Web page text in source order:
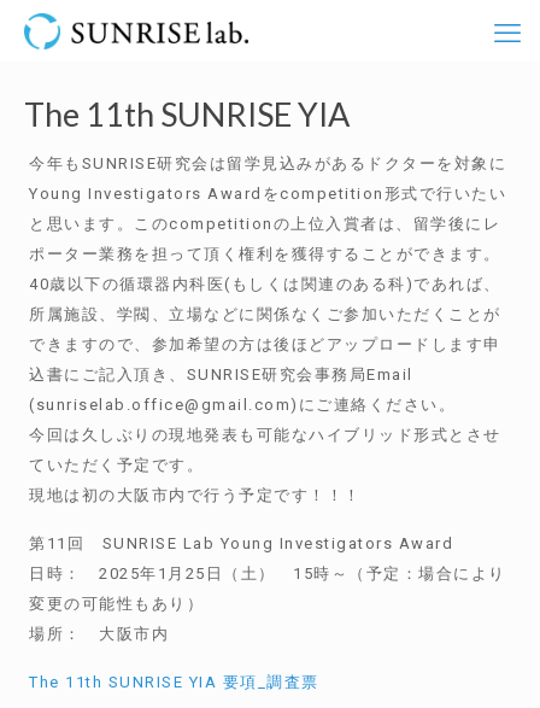
The 11th SUNRISE YIA
今年もSUNRISE研究会は留学見込みがあるドクターを対象に
Young Investigators Awardをcompetition形式で行いたい
と思います。このcompetitionの上位入賞者は、留学後にレ
ポーター業務を担って頂く権利を獲得することができます。
40歳以下の循環器内科医(もしくは関連のある科)であれば、
所属施設、学閥、立場などに関係なくご参加いただくことが
できますので、参加希望の方は後ほどアップロードします申
込書にご記入頂き、SUNRISE研究会事務局Email
(sunriselab.office@gmail.com)にご連絡ください。
今回は久しぶりの現地発表も可能なハイブリッド形式とさせ
ていただく予定です。
現地は初の大阪市内で行う予定です！！！
第11回 SUNRISE Lab Young Investigators Award
日時： 2025年1月25日（土） 15時～（予定：場合により
変更の可能性もあり）
場所： 大阪市内
The 11th SUNRISE YIA 要項_調査票